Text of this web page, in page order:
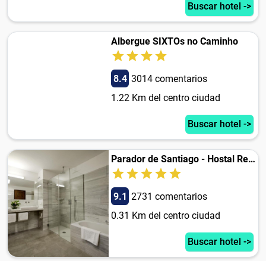
Buscar hotel ->
Albergue SIXTOs no Caminho
8.4 3014 comentarios
1.22 Km del centro ciudad
Buscar hotel ->
Parador de Santiago - Hostal Reis Catolicos
9.1 2731 comentarios
0.31 Km del centro ciudad
Buscar hotel ->